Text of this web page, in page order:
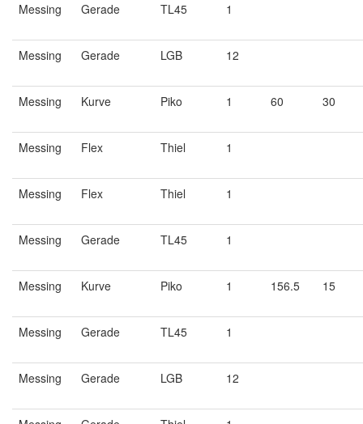
Messing Gerade TL45 1
Messing Gerade LGB 12
Messing Kurve Piko 1 60 30
Messing Flex Thiel 1
Messing Flex Thiel 1
Messing Gerade TL45 1
Messing Kurve Piko 1 156.5 15
Messing Gerade TL45 1
Messing Gerade LGB 12